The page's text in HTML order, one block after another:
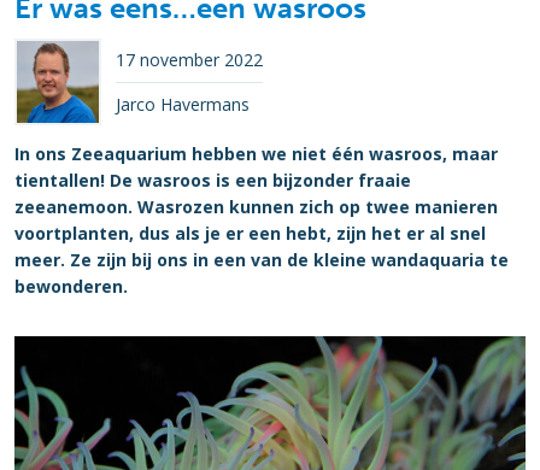
Er was eens…een wasroos
17 november 2022
Jarco Havermans
In ons Zeeaquarium hebben we niet één wasroos, maar
tientallen! De wasroos is een bijzonder fraaie
zeeanemoon. Wasrozen kunnen zich op twee manieren
voortplanten, dus als je er een hebt, zijn het er al snel
meer. Ze zijn bij ons in een van de kleine wandaquaria te
bewonderen.